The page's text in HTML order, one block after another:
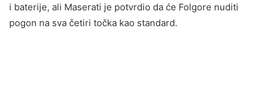
i baterije, ali Maserati je potvrdio da će Folgore nuditi
pogon na sva četiri točka kao standard.